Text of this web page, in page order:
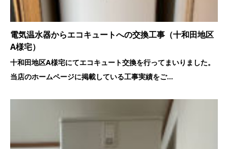
電気温水器からエコキュートへの交換工事（十和田地区
A様宅）
十和田地区A様宅にてエコキュート交換を行ってまいりました。
当店のホームページに掲載している工事実績をご...